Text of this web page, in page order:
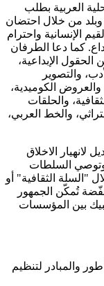
العربية بطلب
وبلد من خلال احتضان
الإنسانية واحترام
كما دعا الطرفان
الإبداعية،
والتصوير
والعروض الكوميدية،
والحلقات
والخط العربي،
لانهيار الاخلاق
وتوصي السلطات
"السلة الثقافية" أو
تُمكّن الجمهور
بين المؤسسات
والمبادر لتنظيم